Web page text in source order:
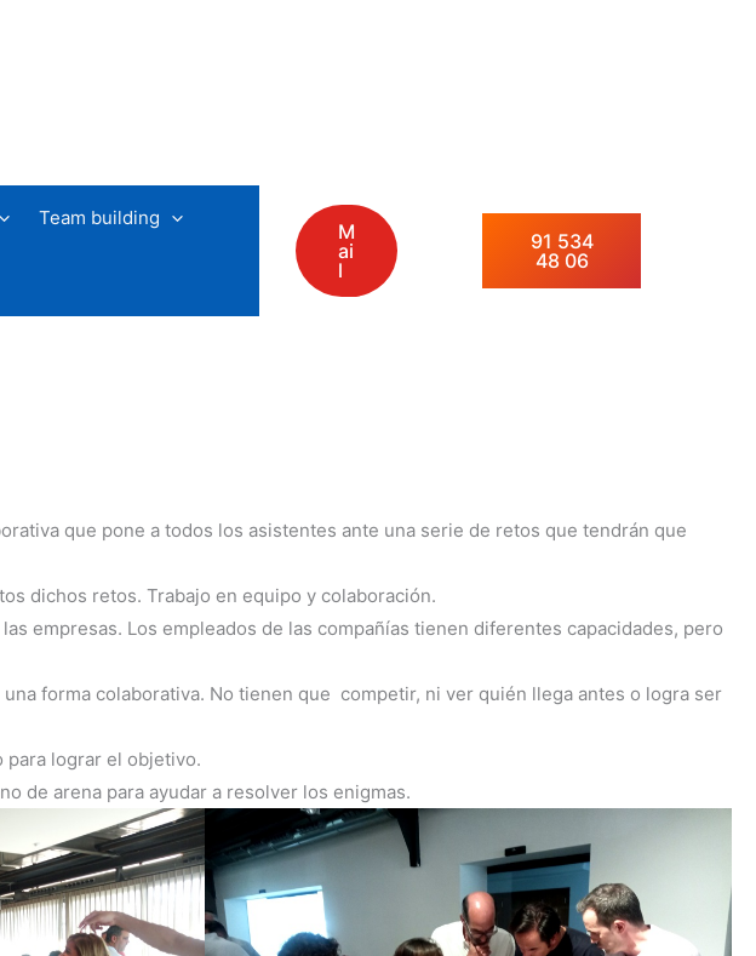
Team building
M
ai
l
91 534
48 06
que pone a todos los asistentes ante una serie de retos que tendrán que
dichos retos. Trabajo en equipo y colaboración.
empresas. Los empleados de las compañías tienen diferentes capacidades, pero
forma colaborativa. No tienen que competir, ni ver quién llega antes o logra ser
para lograr el objetivo.
de arena para ayudar a resolver los enigmas.